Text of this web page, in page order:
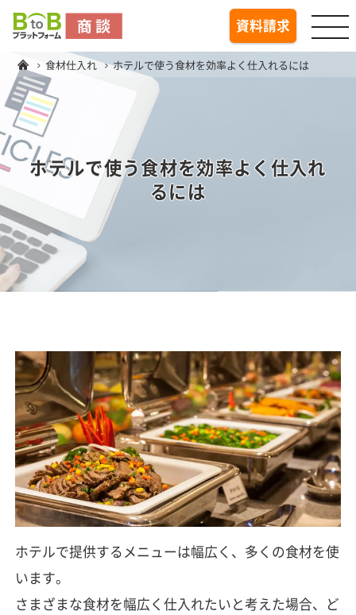
資料請求
食材仕入れ ホテルで使う食材を効率よく仕入れるには
ホテルで使う食材を効率よく仕入れ
るには
ホテルで提供するメニューは幅広く、多くの食材を使
います。
さまざまな食材を幅広く仕入れたいと考えた場合、ど